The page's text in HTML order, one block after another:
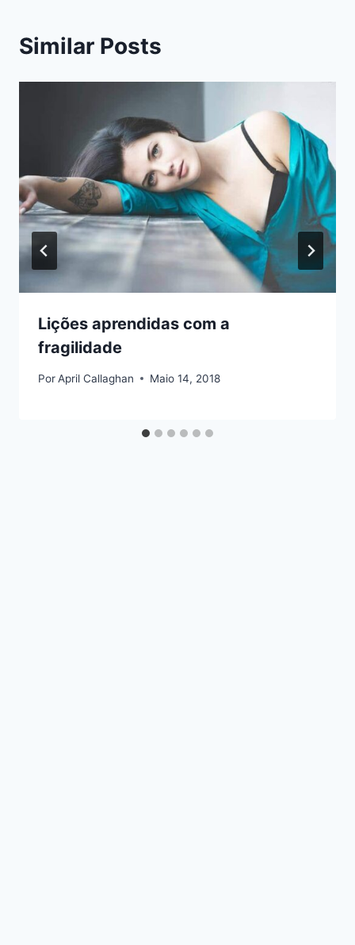
Similar Posts
Lições aprendidas com a
fragilidade
PorApril Callaghan Maio 14, 2018